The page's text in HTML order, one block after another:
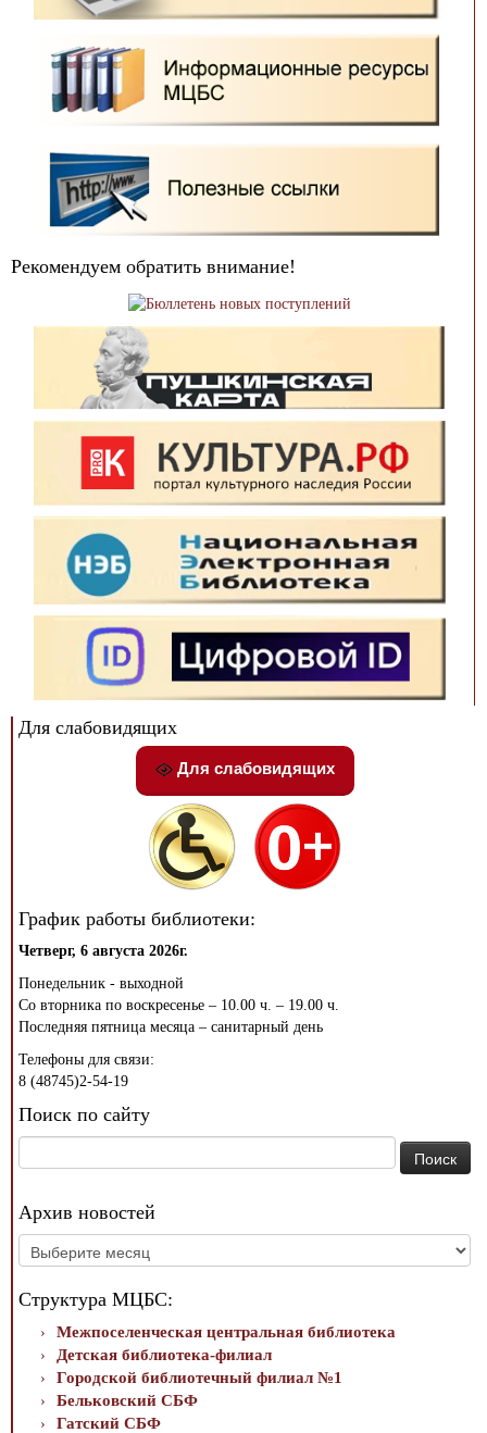
Рекомендуем обратить внимание!
Для слабовидящих
Для слабовидящих
График работы библиотеки:
Четверг, 6 августа 2026г.
Понедельник - выходной
Со вторника по воскресенье – 10.00 ч. – 19.00 ч.
Последняя пятница месяца – санитарный день
Телефоны для связи:
8 (48745)2-54-19
Поиск по сайту
Архив новостей
Архив
новостей
Структура МЦБС:
Межпоселенческая центральная библиотека
Детская библиотека-филиал
Городской библиотечный филиал №1
Бельковский СБФ
Гатский СБФ